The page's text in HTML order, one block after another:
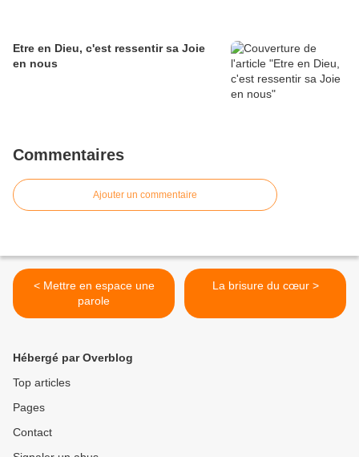
Etre en Dieu, c'est ressentir sa Joie
en nous
Commentaires
Ajouter un commentaire
< Mettre en espace une
parole
La brisure du cœur >
Hébergé par Overblog
Top articles
Pages
Contact